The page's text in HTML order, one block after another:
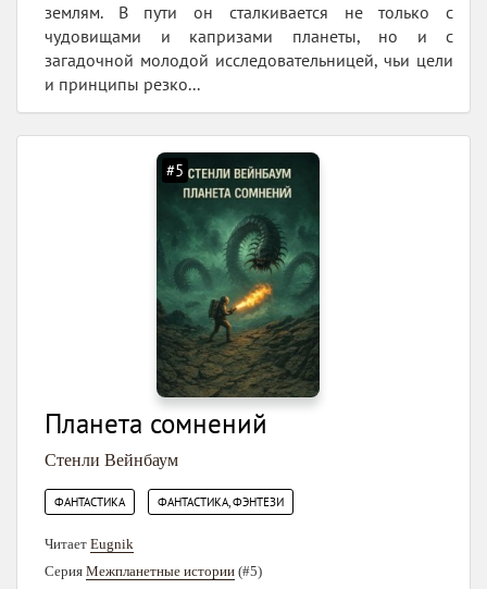
землям. В пути он сталкивается не только с
чудовищами и капризами планеты, но и с
загадочной молодой исследовательницей, чьи цели
и принципы резко...
#5
Планета сомнений
Стенли Вейнбаум
ФАНТАСТИКА ФАНТАСТИКА, ФЭНТЕЗИ
Читает Eugnik
Серия Межпланетные истории (#5)